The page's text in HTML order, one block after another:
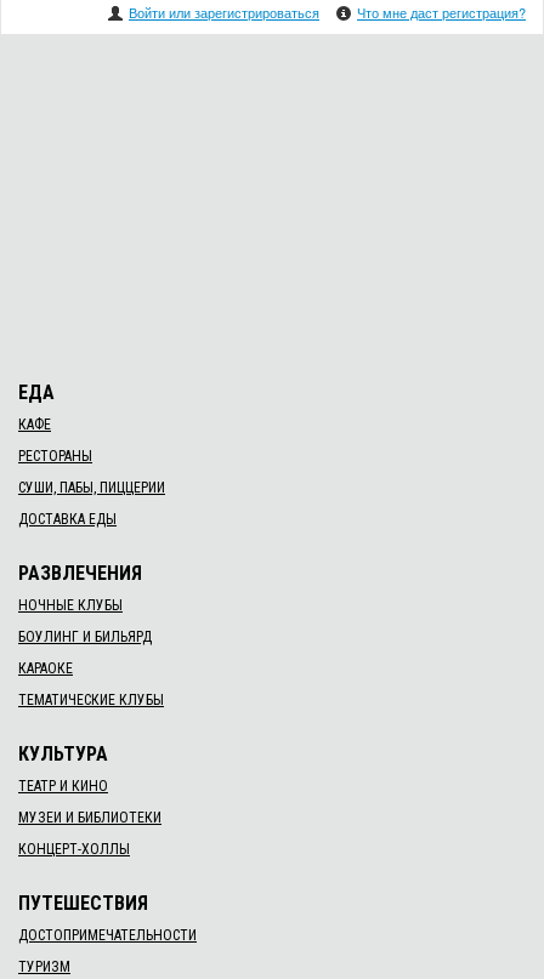
Войти или зарегистрироваться Что мне даст регистрация?
ЕДА
КАФЕ
РЕСТОРАНЫ
СУШИ, ПАБЫ, ПИЦЦЕРИИ
ДОСТАВКА ЕДЫ
РАЗВЛЕЧЕНИЯ
НОЧНЫЕ КЛУБЫ
БОУЛИНГ И БИЛЬЯРД
КАРАОКЕ
ТЕМАТИЧЕСКИЕ КЛУБЫ
КУЛЬТУРА
ТЕАТР И КИНО
МУЗЕИ И БИБЛИОТЕКИ
КОНЦЕРТ-ХОЛЛЫ
ПУТЕШЕСТВИЯ
ДОСТОПРИМЕЧАТЕЛЬНОСТИ
ТУРИЗМ